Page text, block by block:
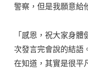
警察，但是我願意給
「感恩，祝大家身
次發言完會說的結語
在知道，其實是很平